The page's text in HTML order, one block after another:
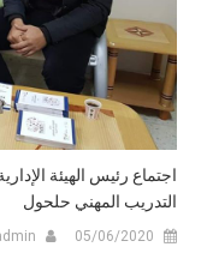
اجتماع رئيس الهيئة
التدريب المهني حلحول
05/06/2020